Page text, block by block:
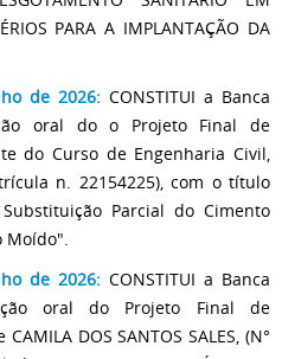
PARA A IMPLANTAÇÃO DA
de 2026: CONSTITUI a Banca
oral do o Projeto Final de
do Curso de Engenharia Civil,
n. 22154225), com o título
Parcial do Cimento
Moído".
de 2026: CONSTITUI a Banca
oral do Projeto Final de
DOS SANTOS SALES, (N°